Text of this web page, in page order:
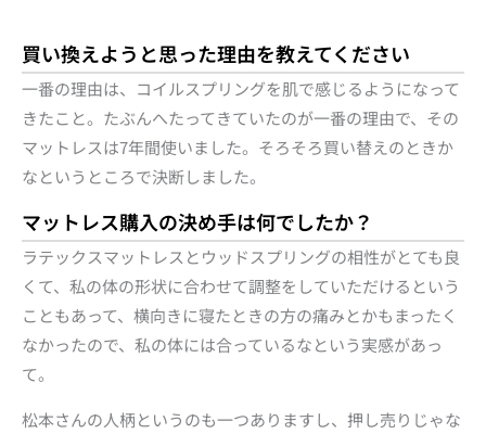
買い換えようと思った理由を教えてください
一番の理由は、コイルスプリングを肌で感じるようになって
きたこと。たぶんへたってきていたのが一番の理由で、その
マットレスは7年間使いました。そろそろ買い替えのときか
なというところで決断しました。
マットレス購入の決め手は何でしたか？
ラテックスマットレスとウッドスプリングの相性がとても良
くて、私の体の形状に合わせて調整をしていただけるという
こともあって、横向きに寝たときの方の痛みとかもまったく
なかったので、私の体には合っているなという実感があっ
て。
松本さんの人柄というのも一つありますし、押し売りじゃな